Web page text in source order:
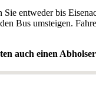
Sie entweder bis
Bus umsteigen.
auch einen